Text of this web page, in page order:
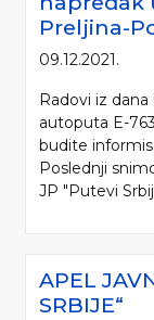
Preljina-
09.12.2021.
Radovi iz
autoputa E-
budite
Poslednji
JP "Putevi
APEL
SRBIJE“